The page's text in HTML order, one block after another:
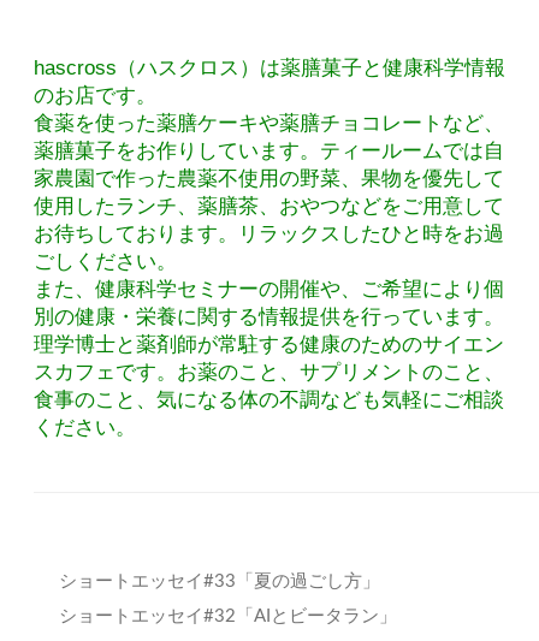
hascross（ハスクロス）は薬膳菓子と健康科学情報
のお店です。
食薬を使った薬膳ケーキや薬膳チョコレートなど、
薬膳菓子をお作りしています。ティールームでは自
家農園で作った農薬不使用の野菜、果物を優先して
使用したランチ、薬膳茶、おやつなどをご用意して
お待ちしております。リラックスしたひと時をお過
ごしください。
また、健康科学セミナーの開催や、ご希望により個
別の健康・栄養に関する情報提供を行っています。
理学博士と薬剤師が常駐する健康のためのサイエン
スカフェです。お薬のこと、サプリメントのこと、
食事のこと、気になる体の不調なども気軽にご相談
ください。
ショートエッセイ#33「夏の過ごし方」
ショートエッセイ#32「AIとビータラン」